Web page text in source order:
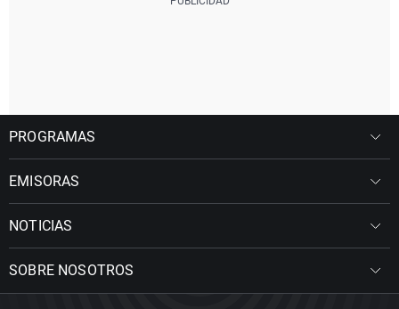
PROGRAMAS
EMISORAS
NOTICIAS
SOBRE NOSOTROS